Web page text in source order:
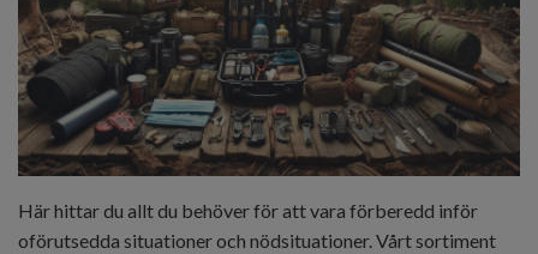
Här hittar du allt du behöver för att vara förberedd inför
oförutsedda situationer och nödsituationer. Vårt sortiment